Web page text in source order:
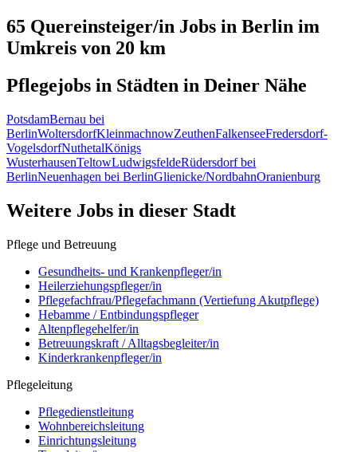
65 Quereinsteiger/in Jobs in Berlin im
Umkreis von 20 km
Pflegejobs in Städten in Deiner Nähe
PotsdamBernau bei
BerlinWoltersdorfKleinmachnowZeuthenFalkenseeFredersdorf-
VogelsdorfNuthetalKönigs
WusterhausenTeltowLudwigsfeldeRüdersdorf bei
BerlinNeuenhagen bei BerlinGlienicke/NordbahnOranienburg
Weitere Jobs in dieser Stadt
Pflege und Betreuung
Gesundheits- und Krankenpfleger/in
Heilerziehungspfleger/in
Pflegefachfrau/Pflegefachmann (Vertiefung Akutpflege)
Hebamme / Entbindungspfleger
Altenpflegehelfer/in
Betreuungskraft / Alltagsbegleiter/in
Kinderkrankenpfleger/in
Pflegeleitung
Pflegedienstleitung
Wohnbereichsleitung
Einrichtungsleitung